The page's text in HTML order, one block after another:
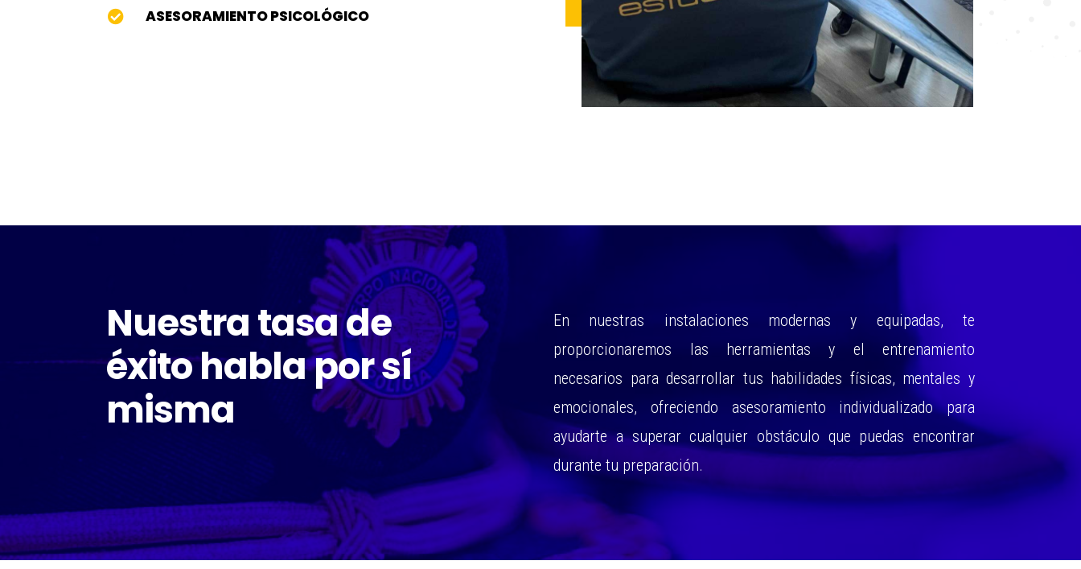
 ASESORAMIENTO PSICOLÓGICO
Nuestra tasa de
éxito habla por sí
misma
En nuestras instalaciones modernas y equipadas, te
proporcionaremos las herramientas y el entrenamiento
necesarios para desarrollar tus habilidades físicas, mentales y
emocionales, ofreciendo asesoramiento individualizado para
ayudarte a superar cualquier obstáculo que puedas encontrar
durante tu preparación.